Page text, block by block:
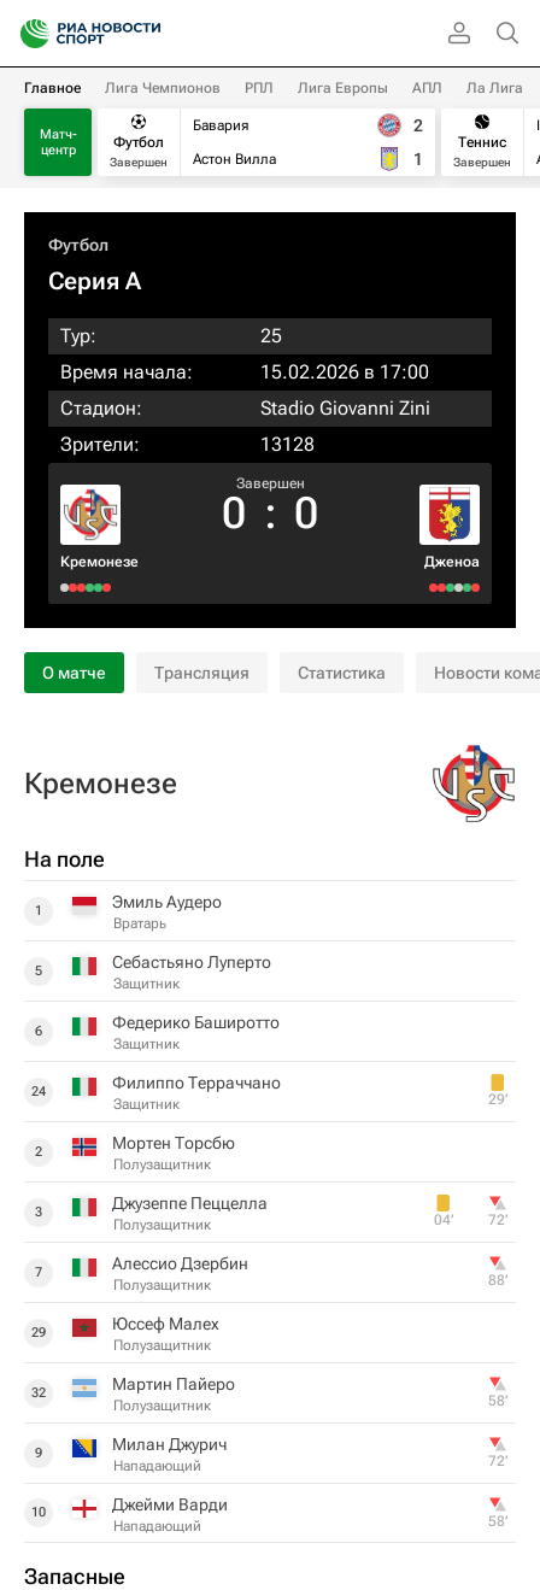
Главное Лига Чемпионов РПЛ Лига Европы АПЛ Ла Лига
Матч-
центр
Футбол
Завершен
Бавария
Астон Вилла
2
1
Теннис
Завершен
Футбол
Серия А
Тур:
25
Время начала:
15.02.2026 в 17:00
Стадион:
Stadio Giovanni Zini
Зрители:
13128
Кремонезе
Завершен
0 : 0
Дженоа
О матче Трансляция Статистика Новости
Кремонезе
На поле
1 Эмиль Аудеро
Вратарь
5 Себастьяно Луперто
Защитник
6 Федерико Баширотто
Защитник
24 Филиппо Терраччано
Защитник 29‎’‎
2 Мортен Торсбю
Полузащитник
3 Джузеппе Пеццелла
Полузащитник 04‎’‎ 72‎’‎
7 Алессио Дзербин
Полузащитник 88‎’‎
29 Юссеф Малех
Полузащитник
32 Мартин Пайеро
Полузащитник 58‎’‎
9 Милан Джурич
Нападающий 72‎’‎
10 Джейми Варди
Нападающий 58‎’‎
Запасные